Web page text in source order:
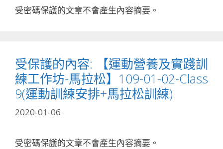
受密碼保護的文章不會產生內容摘要。
受保護的內容: 【運動營養及實踐訓
練工作坊-馬拉松】109-01-02-Class
9(運動訓練安排+馬拉松訓練)
2020-01-06
受密碼保護的文章不會產生內容摘要。